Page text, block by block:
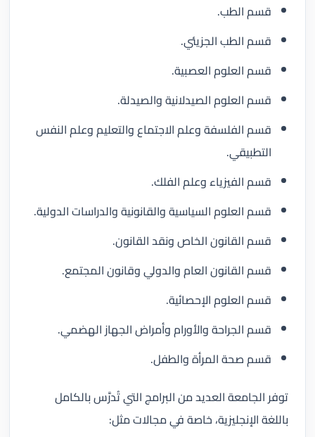
قسم الطب.
قسم الطب الجزيئي.
قسم العلوم العصبية.
قسم العلوم الصيدلانية والصيدلة.
قسم الفلسفة وعلم الاجتماع والتعليم وعلم النفس
التطبيقي.
قسم الفيزياء وعلم الفلك.
قسم العلوم السياسية والقانونية والدراسات الدولية.
قسم القانون الخاص ونقد القانون.
قسم القانون العام والدولي وقانون المجتمع.
قسم العلوم الإحصائية.
قسم الجراحة والأورام وأمراض الجهاز الهضمي.
قسم صحة المرأة والطفل.
توفر الجامعة العديد من البرامج التي تُدرَّس بالكامل
باللغة الإنجليزية، خاصة في مجالات مثل: